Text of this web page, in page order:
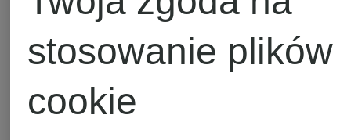
Najniższa cena:
1 214,65 zł
Cena regularna:
UTILITY
Najniższa
909 zł
stosowanie plików
cookie